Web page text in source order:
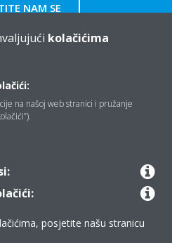
NAM SE
kolačićima
na našoj web stranici i pružanje
posjetite našu stranicu